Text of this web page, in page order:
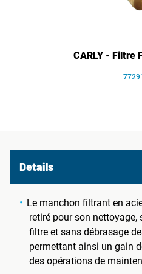
CARLY - Filtre
Details
Le manchon filtrant en
retiré pour son nettoyage,
filtre et sans débrasage
permettant ainsi un gain
des opérations de